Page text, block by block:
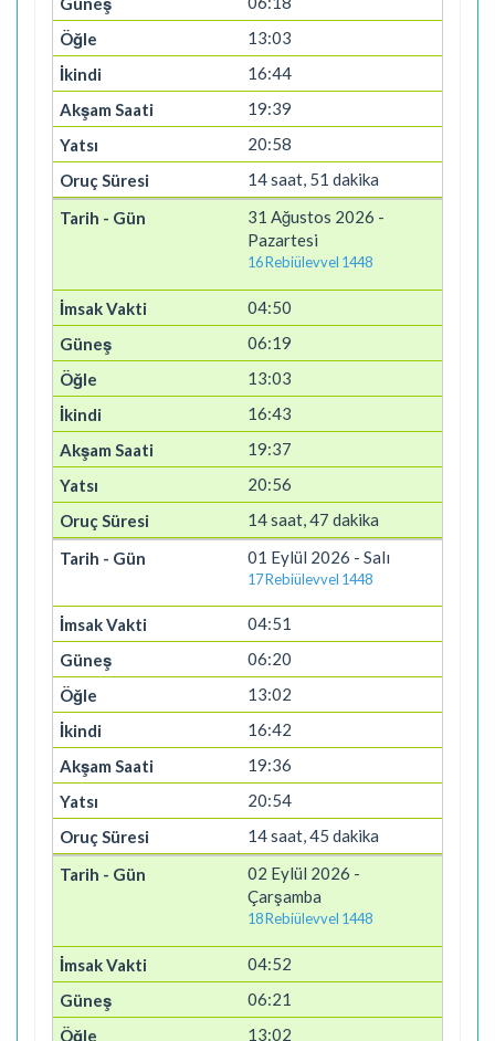
13:03
16:44
19:39
20:58
14 saat, 51 dakika
31 Ağustos 2026 -
Pazartesi
16 Rebiülevvel 1448
04:50
06:19
13:03
16:43
19:37
20:56
14 saat, 47 dakika
01 Eylül 2026 - Salı
17 Rebiülevvel 1448
04:51
06:20
13:02
16:42
19:36
20:54
14 saat, 45 dakika
02 Eylül 2026 -
Çarşamba
18 Rebiülevvel 1448
04:52
06:21
13:02